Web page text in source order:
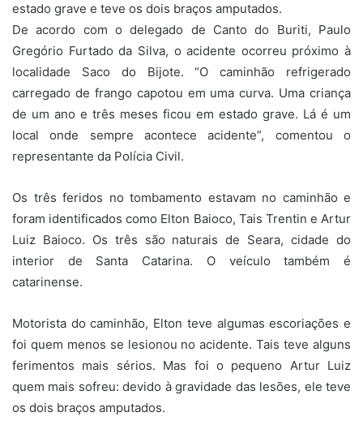
estado grave e teve os dois braços amputados.
De acordo com o delegado de Canto do Buriti, Paulo
Gregório Furtado da Silva, o acidente ocorreu próximo à
localidade Saco do Bijote. “O caminhão refrigerado
carregado de frango capotou em uma curva. Uma criança
de um ano e três meses ficou em estado grave. Lá é um
local onde sempre acontece acidente”, comentou o
representante da Polícia Civil.
Os três feridos no tombamento estavam no caminhão e
foram identificados como Elton Baioco, Tais Trentin e Artur
Luiz Baioco. Os três são naturais de Seara, cidade do
interior de Santa Catarina. O veículo também é
catarinense.
Motorista do caminhão, Elton teve algumas escoriações e
foi quem menos se lesionou no acidente. Tais teve alguns
ferimentos mais sérios. Mas foi o pequeno Artur Luiz
quem mais sofreu: devido à gravidade das lesões, ele teve
os dois braços amputados.